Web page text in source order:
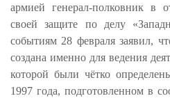
армией генерал-полковник в
своей защите по делу
событиям 28 февраля заявил,
создана именно для ведения
которой были чётко
1997 года, подготовленном в